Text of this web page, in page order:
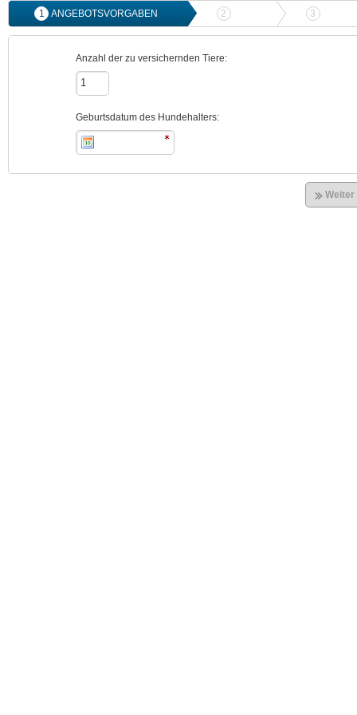
1 ANGEBOTSVORGABEN 2 ANGEBOTSVERGLEICH
3
Anzahl der zu versichernden Tiere:
Geburtsdatum des Hundehalters:
Weiter